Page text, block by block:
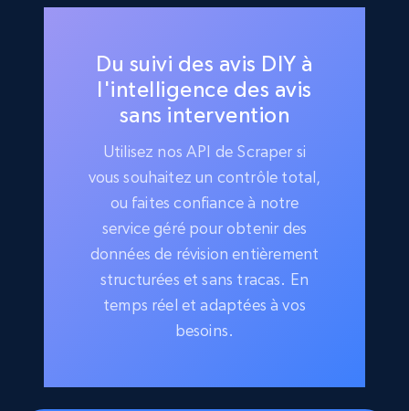
Du suivi des avis DIY à
l'intelligence des avis
sans intervention
Utilisez nos API de Scraper si
vous souhaitez un contrôle total,
ou faites confiance à notre
service géré pour obtenir des
données de révision entièrement
structurées et sans tracas. En
temps réel et adaptées à vos
besoins.